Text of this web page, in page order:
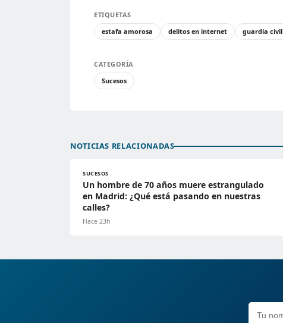
ETIQUETAS
estafa amorosa
delitos en internet guardia civil
CATEGORÍA
Sucesos
NOTICIAS RELACIONADAS
SUCESOS
Un hombre de 70 años muere estrangulado
en Madrid: ¿Qué está pasando en nuestras
calles?
Hace 23h